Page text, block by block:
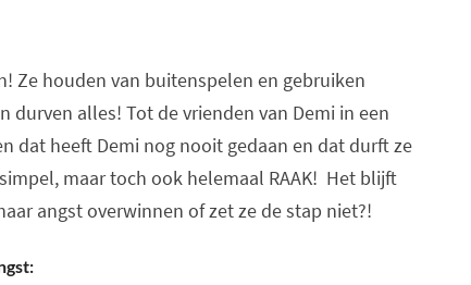
Ze houden van buitenspelen en gebruiken
durven alles! Tot de vrienden van Demi in een
dat heeft Demi nog nooit gedaan en dat durft ze
maar toch ook helemaal RAAK! Het blijft
angst overwinnen of zet ze de stap niet?!